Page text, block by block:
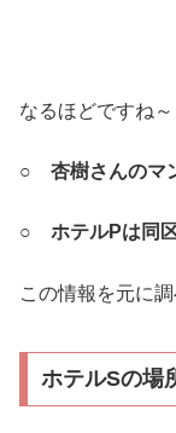
なるほどですね
○ 杏樹さんのマ
○ ホテルPは同
この情報を元に
ホテルSの場